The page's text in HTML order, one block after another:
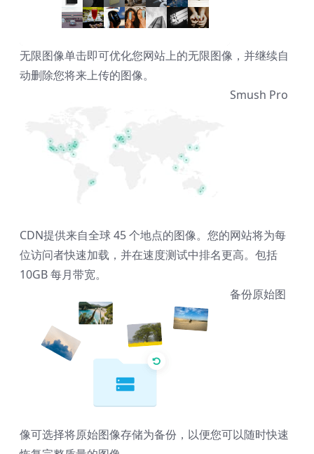
无限图像单击即可优化您网站上的无限图像，并继续自
动删除您将来上传的图像。
Smush Pro
CDN提供来自全球 45 个地点的图像。您的网站将为每
位访问者快速加载，并在速度测试中排名更高。包括
10GB 每月带宽。
备份原始图
像可选择将原始图像存储为备份，以便您可以随时快速